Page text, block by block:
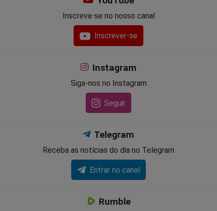
Inscreva-se no nosso canal
Inscrever-se
Instagram
Siga-nos no Instagram
Seguir
Telegram
Receba as notícias do dia no Telegram
Entrar no canal
Rumble